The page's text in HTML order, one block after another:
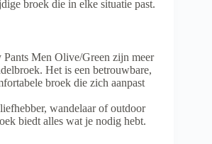
broek die in elke situatie past.
Men Olive/Green zijn meer
Het is een betrouwbare,
broek die zich aanpast
wandelaar of outdoor
biedt alles wat je nodig hebt.